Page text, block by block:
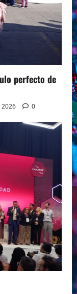
perfecto de
2026 0